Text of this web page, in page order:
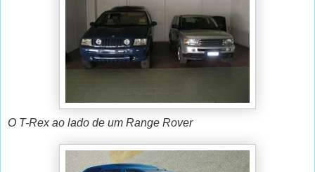
O T-Rex ao lado de um Range Rover